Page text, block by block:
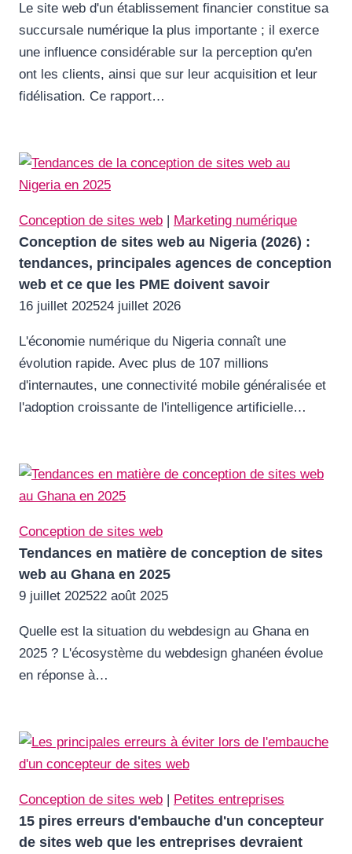
Le site web d'un établissement financier constitue sa
succursale numérique la plus importante ; il exerce
une influence considérable sur la perception qu'en
ont les clients, ainsi que sur leur acquisition et leur
fidélisation. Ce rapport…
Conception de sites web | Marketing numérique
Conception de sites web au Nigeria (2026) :
tendances, principales agences de conception
web et ce que les PME doivent savoir
16 juillet 202524 juillet 2026
L'économie numérique du Nigeria connaît une
évolution rapide. Avec plus de 107 millions
d'internautes, une connectivité mobile généralisée et
l'adoption croissante de l'intelligence artificielle…
Conception de sites web
Tendances en matière de conception de sites
web au Ghana en 2025
9 juillet 202522 août 2025
Quelle est la situation du webdesign au Ghana en
2025 ? L'écosystème du webdesign ghanéen évolue
en réponse à…
Conception de sites web | Petites entreprises
15 pires erreurs d'embauche d'un concepteur
de sites web que les entreprises devraient